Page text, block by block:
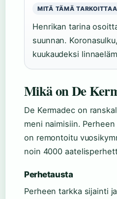
MITÄ TÄMÄ TARKOITTAA
Henrikan tarina
suunnan.
kuukaudeksi
Mikä on De
De Kermadec on
meni naimisiin.
on remontoitu
noin 4000
Perhetausta
Perheen tarkka sijainti